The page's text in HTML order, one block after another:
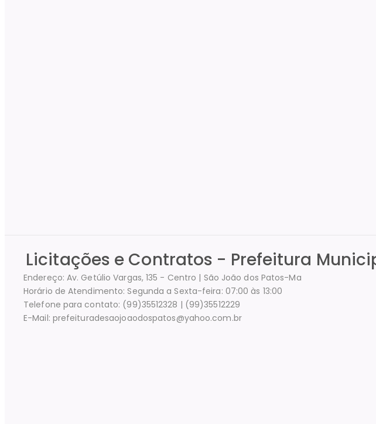
Licitações e Contratos - Prefeitura
Endereço: Av. Getúlio Vargas, 135 - Centro | São João dos Patos-Ma
Horário de Atendimento: Segunda a Sexta-feira: 07:00 às 13:00
Telefone para contato: (99)35512328 | (99)35512229
E-Mail: prefeituradesaojoaodospatos@yahoo.com.br